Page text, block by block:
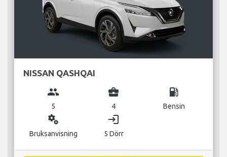
NISSAN QASHQAI
group
5
business_center
4
local_gas_station
Bensin
miscellaneous_services
Bruksanvisning
login
5 Dörr